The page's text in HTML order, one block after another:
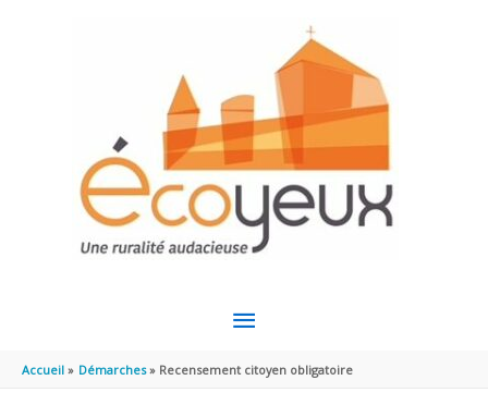
MENU
PRINCIPAL
Accueil Démarches Recensement citoyen obligatoire